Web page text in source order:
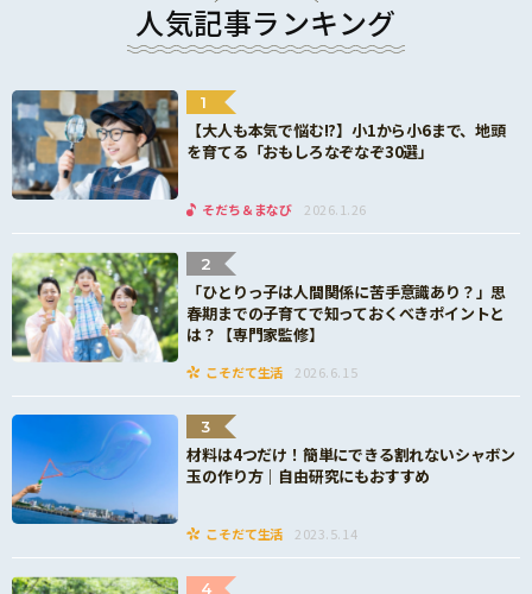
人気記事ランキング
1
【大人も本気で悩む!?】小1から小6まで、地頭
を育てる「おもしろなぞなぞ30選」
そだち＆まなび 2026.1.26
2
「ひとりっ子は人間関係に苦手意識あり？」思
春期までの子育てで知っておくべきポイントと
は？【専門家監修】
こそだて生活 2026.6.15
3
材料は4つだけ！簡単にできる割れないシャボン
玉の作り方｜自由研究にもおすすめ
こそだて生活 2023.5.14
4